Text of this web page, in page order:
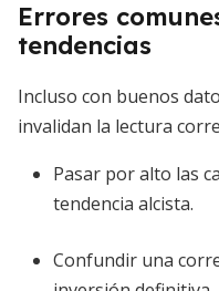
Errores
tendencias
Incluso con buenos
invalidan la lectura
Pasar por alto las
tendencia alcista.
Confundir una